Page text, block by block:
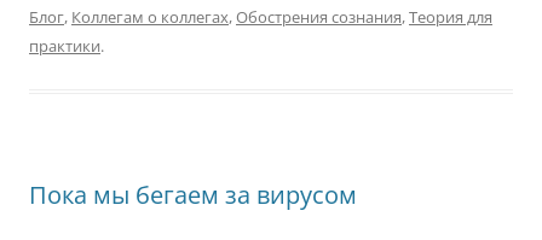
Блог, Коллегам о коллегах,Обострения сознания,Теория для
практики.
Пока мы бегаем за вирусом